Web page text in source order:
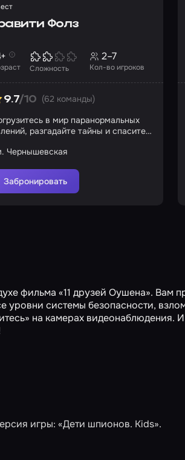
Фолз
Сложность Кол-во игроков
2–7
9.7/10 (62 команды)
в мир паранормальных
разгадайте тайны и спасите
Чернышевская
Забронировать
фильма «11 друзей Оушена». Вам
уровни системы безопасности,
на камерах видеонаблюдения.
игры: «Дети шпионов. Kids».